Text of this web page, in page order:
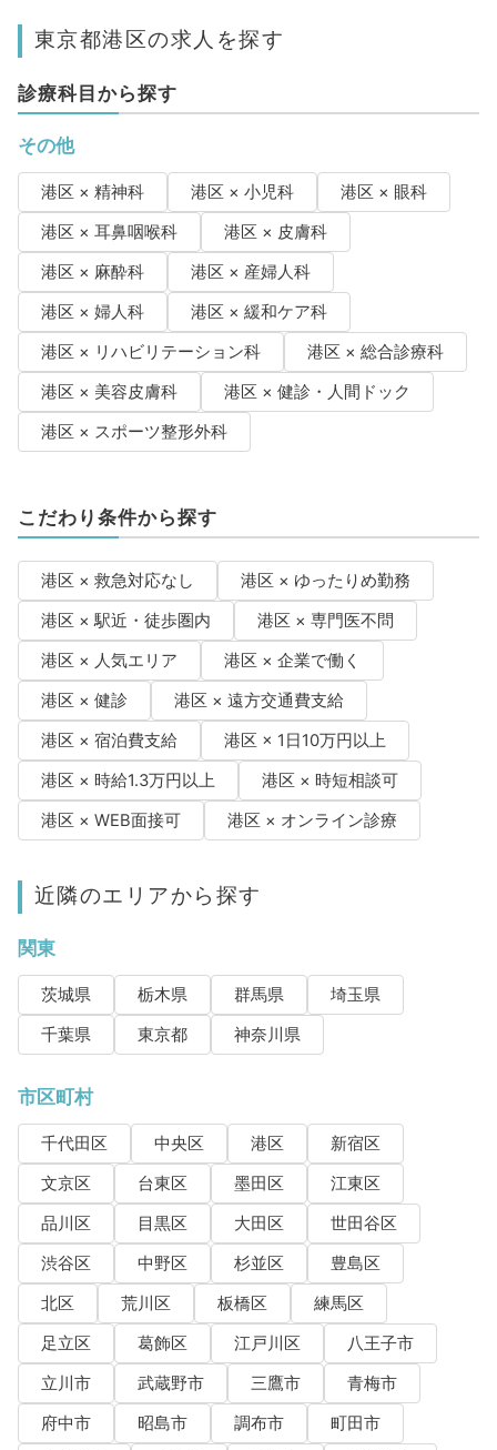
東京都港区の求人を探す
診療科目から探す
その他
港区 × 精神科 港区 × 小児科
港区 × 眼科
港区 × 耳鼻咽喉科
港区 × 皮膚科
港区 × 麻酔科
港区 × 産婦人科
港区 × 婦人科
港区 × 緩和ケア科
港区 × リハビリテーション科
港区 × 総合診療科
港区 × 美容皮膚科
港区 × 健診・人間ドック
港区 × スポーツ整形外科
こだわり条件から探す
港区 × 救急対応なし
港区 × ゆったりめ勤務
港区 × 駅近・徒歩圏内
港区 × 専門医不問
港区 × 人気エリア
港区 × 企業で働く
港区 × 健診
港区 × 遠方交通費支給
港区 × 宿泊費支給
港区 × 1日10万円以上
港区 × 時給1.3万円以上
港区 × 時短相談可
港区 × WEB面接可
港区 × オンライン診療
近隣のエリアから探す
関東
茨城県 栃木県 群馬県
埼玉県
千葉県
東京都 神奈川県
市区町村
千代田区 中央区 港区
新宿区
文京区
台東区 墨田区
江東区
品川区
目黒区 大田区
世田谷区
渋谷区
中野区 杉並区
豊島区
北区
荒川区 板橋区
練馬区
足立区
葛飾区 江戸川区
八王子市
立川市
武蔵野市 三鷹市
青梅市
府中市
昭島市 調布市
町田市